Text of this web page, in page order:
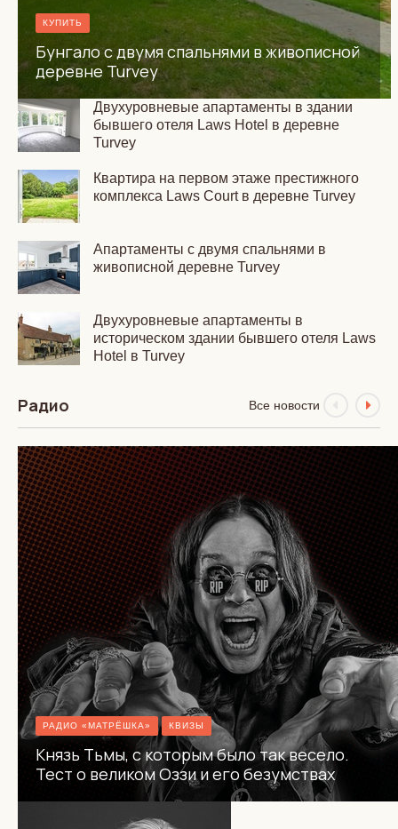
КУПИТЬ
Бунгало с двумя спальнями в живописной
деревне Turvey
Двухуровневые апартаменты в здании
бывшего отеля Laws Hotel в деревне
Turvey
Квартира на первом этаже престижного
комплекса Laws Court в деревне Turvey
Апартаменты с двумя спальнями в
живописной деревне Turvey
Двухуровневые апартаменты в
историческом здании бывшего отеля Laws
Hotel в Turvey
Радио Все новости
РАДИО «МАТРЁШКА» КВИЗЫ
Князь Тьмы, с которым было так весело.
Тест о великом Оззи и его безумствах